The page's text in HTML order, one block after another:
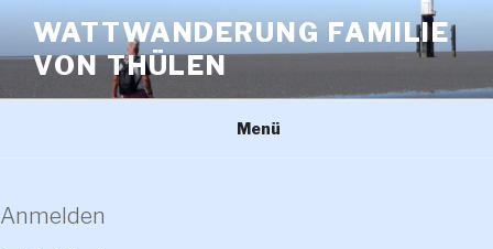
Inhalt
springen
WATTWANDERUNG FAMILIE
VON THÜLEN
Menü
Anmelden